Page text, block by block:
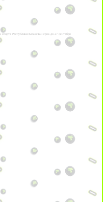
Республики Казахстан срок до 27 сентября